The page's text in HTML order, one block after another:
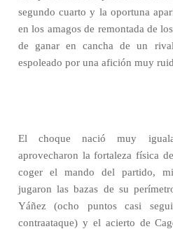
segundo cuarto y la oportuna
en los amagos de remontada de
de ganar en cancha de un
espoleado por una afición muy
El choque nació muy
aprovecharon la fortaleza física
coger el mando del partido,
jugaron las bazas de su
Yáñez (ocho puntos casi
contraataque) y el acierto de